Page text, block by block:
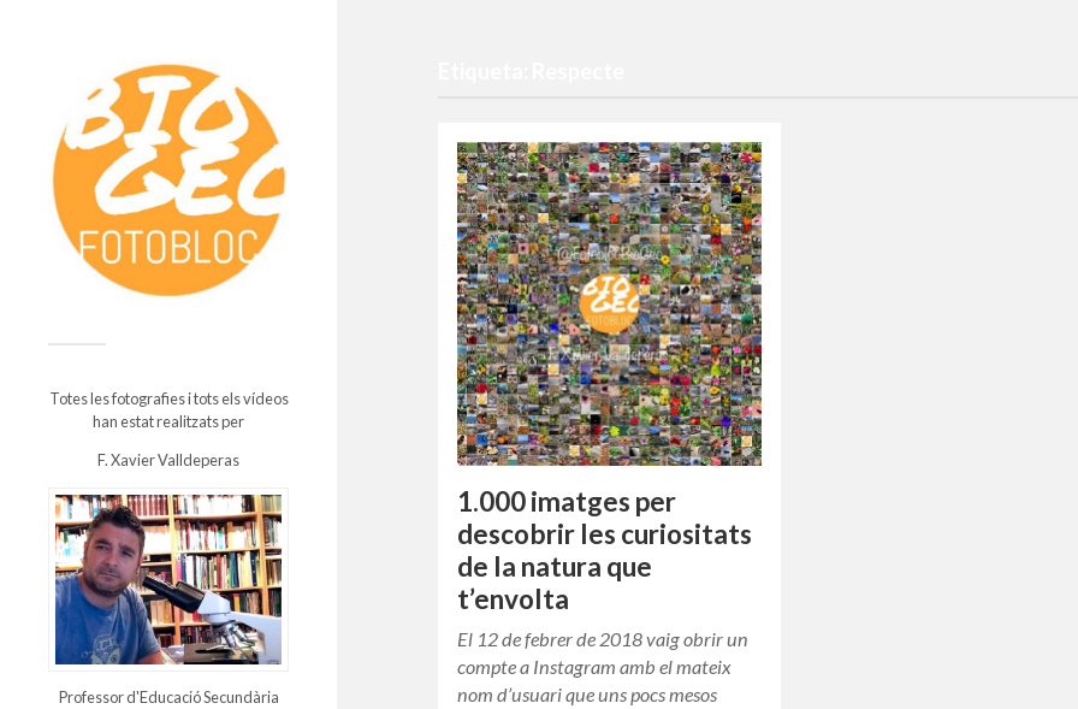
Totes les fotografies i tots els vídeos
han estat realitzats per
F. Xavier Valldeperas
Professor d'Educació Secundària
1.000 imatges per
descobrir les curiositats
de la natura que
t’envolta
El 12 de febrer de 2018 vaig obrir un
compte a Instagram amb el mateix
nom d’usuari que uns pocs mesos